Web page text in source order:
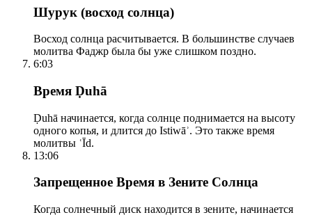
Шурук (восход солнца)
Восход солнца расчитывается. В большинстве случаев
молитва Фаджр была бы уже слишком поздно.
6:03
Время Ḍuhā
Ḍuhā начинается, когда солнце поднимается на высоту
одного копья, и длится до Istiwāʾ. Это также время
молитвы ʿĪd.
13:06
Запрещенное Время в Зените Солнца
Когда солнечный диск находится в зените, начинается